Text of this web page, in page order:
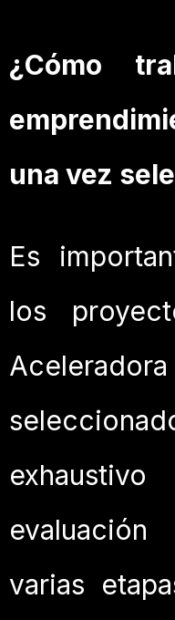
¿Cómo
una vez
Es
los
varias